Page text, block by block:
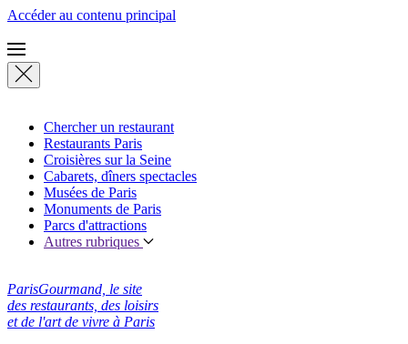
Accéder au contenu principal
Chercher un restaurant
Restaurants Paris
Croisières sur la Seine
Cabarets, dîners spectacles
Musées de Paris
Monuments de Paris
Parcs d'attractions
Autres rubriques
ParisGourmand, le site
des restaurants, des loisirs
et de l'art de vivre à Paris